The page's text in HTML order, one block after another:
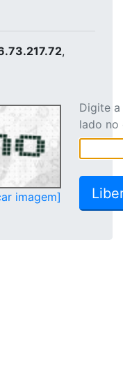
,
imagem]
Digite
lado no